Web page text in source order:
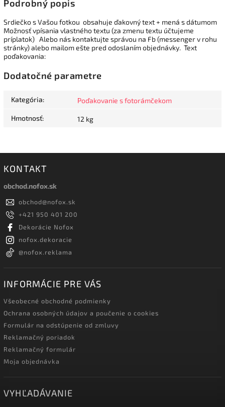
Podrobný popis
Srdiečko s Vašou fotkou obsahuje ďakovný text + mená s dátumom
Možnosť vpísania vlastného textu (za zmenu textu účtujeme
príplatok) Alebo nás kontaktujte správou na Fb (messenger v rohu
stránky) alebo mailom ešte pred odoslaním objednávky. Text
poďakovania:
Dodatočné parametre
Kategória: Poďakovanie s fotorámčekom
Hmotnosť: 12 kg
KONTAKT
obchod.nofox.sk
obchod@nofox.sk
+421 950 401 200
Dekorácie Nofox
nofox.dekoracie
@nofox.reklama
INFORMÁCIE PRE VÁS
Všeobecné obchodné podmienky
Ochrana osobných údajov a poučenie o cookies
Formulár na odstúpenie od zmluvy
Reklamačný poriadok
Reklamačný formulár
Moja objednávka
VYHĽADÁVANIE